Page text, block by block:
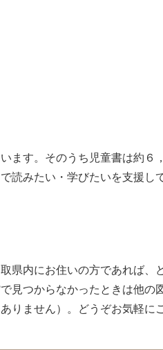
ます。そのうち児童書は約６
読みたい・学びたいを支援し
県内にお住いの方であれば、
見つからなかったときは他の
りません）。どうぞお気軽に